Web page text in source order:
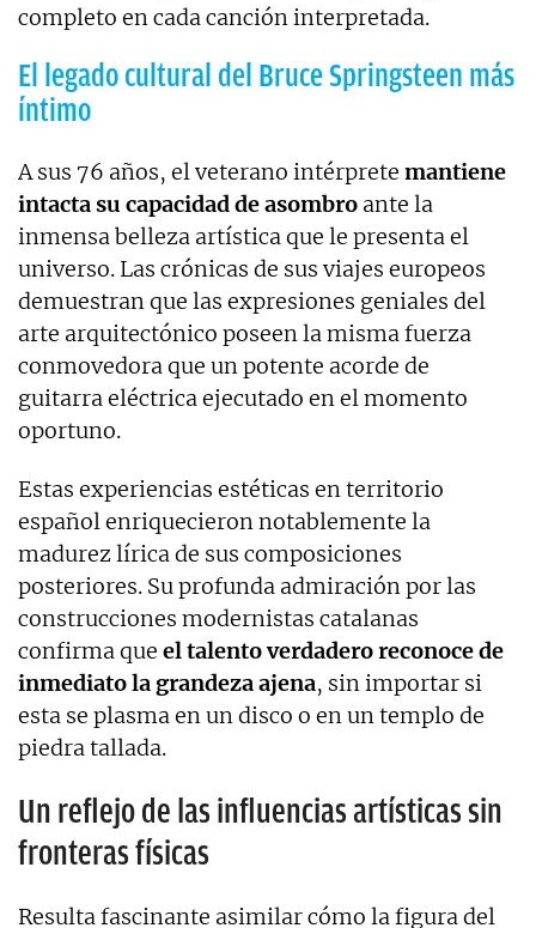
completo en cada canción interpretada.
El legado cultural del Bruce Springsteen más
íntimo
A sus 76 años, el veterano intérprete mantiene
intacta su capacidad de asombro ante la
inmensa belleza artística que le presenta el
universo. Las crónicas de sus viajes europeos
demuestran que las expresiones geniales del
arte arquitectónico poseen la misma fuerza
conmovedora que un potente acorde de
guitarra eléctrica ejecutado en el momento
oportuno.
Estas experiencias estéticas en territorio
español enriquecieron notablemente la
madurez lírica de sus composiciones
posteriores. Su profunda admiración por las
construcciones modernistas catalanas
confirma que el talento verdadero reconoce de
inmediato la grandeza ajena, sin importar si
esta se plasma en un disco o en un templo de
piedra tallada.
Un reflejo de las influencias artísticas sin
fronteras físicas
Resulta fascinante asimilar cómo la figura del